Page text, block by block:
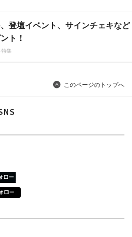
登壇イベント、サインチェキなど
ト！
特集
このページのトップへ